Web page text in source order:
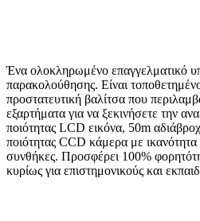
Ένα ολοκληρωμένο επαγγελματικό
παρακολούθησης. Είναι
προστατευτική βαλίτσα που
εξαρτήματα για να ξεκινήσετε την
ποιότητας LCD εικόνα, 50m
ποιότητας CCD κάμερα με
συνθήκες. Προσφέρει 100%
κυρίως για επιστημονικούς και